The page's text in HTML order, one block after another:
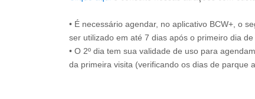
• É necessário agendar, no aplicativo BCW+, o
ser utilizado em até 7 dias após o primeiro dia de
• O 2º dia tem sua validade de uso para